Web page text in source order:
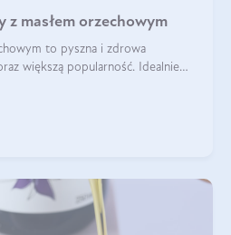
z masłem orzechowym
to pyszna i zdrowa
większą popularność. Idealnie